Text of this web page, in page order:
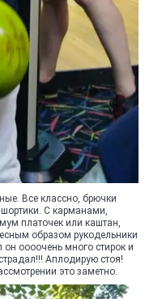
Все классно, брючки
С карманами,
платочек или каштан,
образом рукодельники
оооочень много стирок и
Аплодирую стоя!
это заметно.